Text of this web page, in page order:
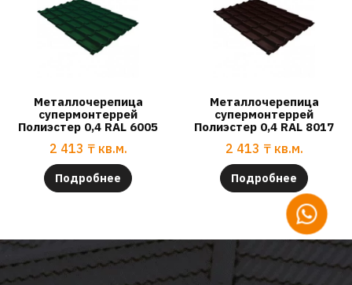
Металлочерепица
супермонтеррей
Полиэстер 0,4 RAL 6005
2 413 ₸ кв.м.
Подробнее
Металлочерепица
супермонтеррей
Полиэстер 0,4 RAL 8017
2 413 ₸ кв.м.
Подробнее